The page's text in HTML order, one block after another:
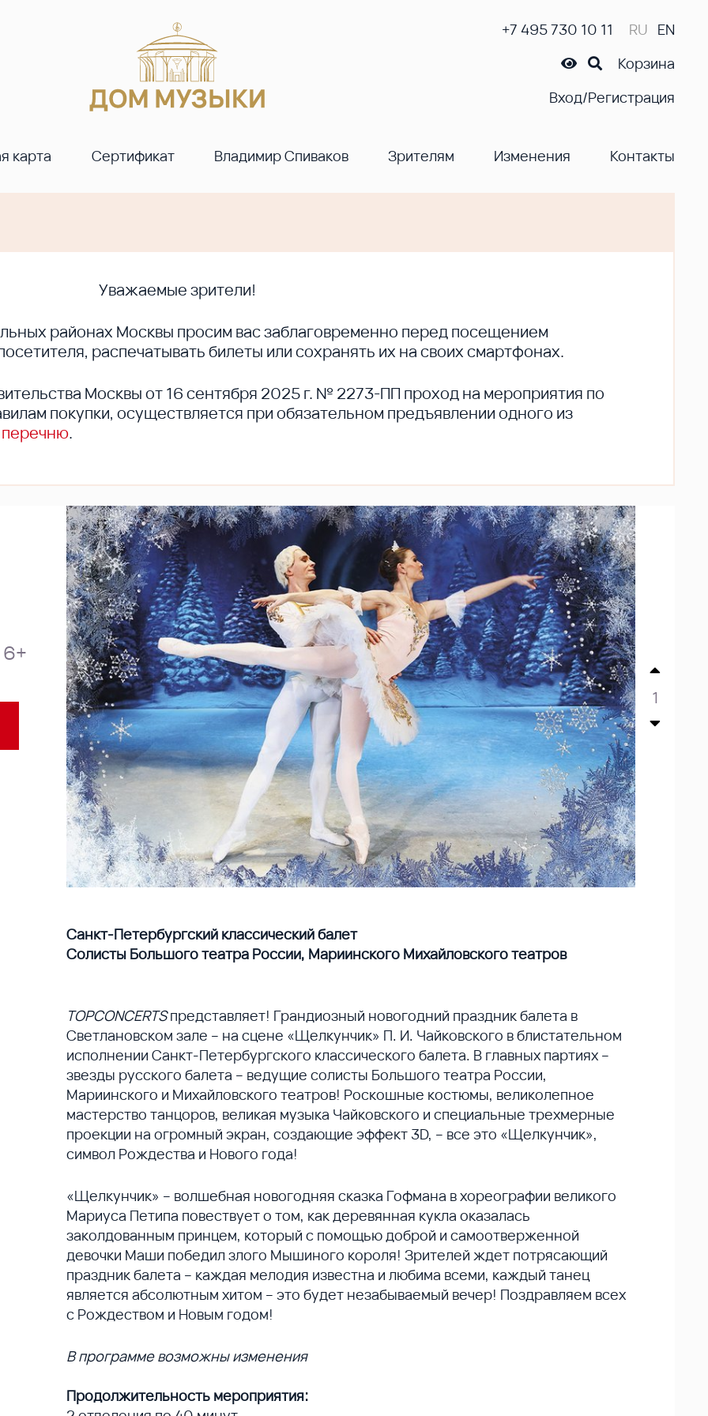
+7 495 730 10 11 RU EN
Корзина
Вход/Регистрация
карта Сертификат Владимир Спиваков Зрителям Изменения Контакты
Уважаемые зрители!
районах Москвы просим вас заблаговременно перед посещением
распечатывать билеты или сохранять их на своих смартфонах.
Москвы от 16 сентября 2025 г. № 2273-ПП проход на мероприятия по
покупки, осуществляется при обязательном предъявлении одного из
.
6+
1
Санкт-Петербургский классический балет
Солисты Большого театра России, Мариинского Михайловского театров
TOPCONCERTSпредставляет! Грандиозный новогодний праздник балета в
Светлановском зале – на сцене «Щелкунчик» П. И. Чайковского в блистательном
исполнении Санкт-Петербургского классического балета. В главных партиях –
звезды русского балета – ведущие солисты Большого театра России,
Мариинского и Михайловского театров! Роскошные костюмы, великолепное
мастерство танцоров, великая музыка Чайковского и специальные трехмерные
проекции на огромный экран, создающие эффект 3D, – все это «Щелкунчик»,
символ Рождества и Нового года!
«Щелкунчик» – волшебная новогодняя сказка Гофмана в хореографии великого
Мариуса Петипа повествует о том, как деревянная кукла оказалась
заколдованным принцем, который с помощью доброй и самоотверженной
девочки Маши победил злого Мышиного короля! Зрителей ждет потрясающий
праздник балета – каждая мелодия известна и любима всеми, каждый танец
является абсолютным хитом – это будет незабываемый вечер! Поздравляем всех
с Рождеством и Новым годом!
В программе возможны изменения
Продолжительность мероприятия: